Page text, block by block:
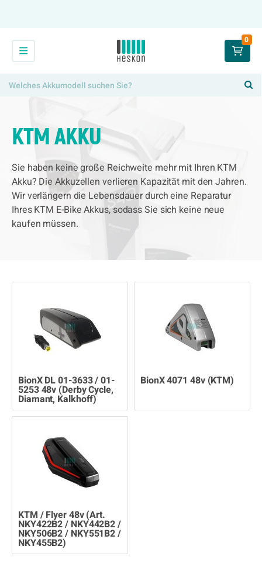
0
KTM AKKU
Sie haben keine große Reichweite mehr mit Ihren KTM
Akku? Die Akkuzellen verlieren Kapazität mit den Jahren.
Wir verlängern die Lebensdauer durch eine Reparatur
Ihres KTM E-Bike Akkus, sodass Sie sich keine neue
kaufen müssen.
BionX DL 01-3633 / 01-
5253 48v (Derby Cycle,
Diamant, Kalkhoff)
BionX 4071 48v (KTM)
KTM / Flyer 48v (Art.
NKY422B2 / NKY442B2 /
NKY506B2 / NKY551B2 /
NKY455B2)